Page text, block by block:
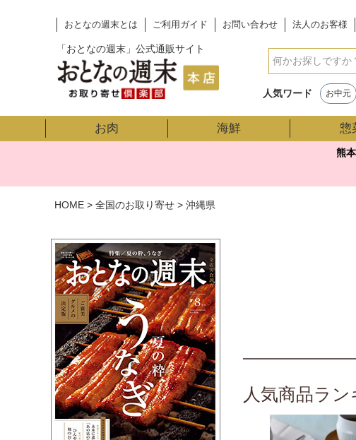
おとなの週末とは ご利用ガイド お問い合わせ 法人のお客様
「おとなの週末」公式通販サイト
検索
人気ワード お中元
お肉 海鮮 惣
熊
HOME 全国のお取り寄せ 沖縄県
人気商品ラ